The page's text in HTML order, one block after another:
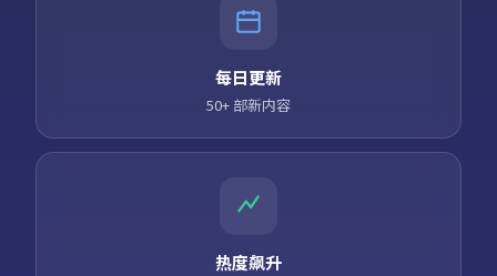
每日更新
50+ 部新内容
热度飙升